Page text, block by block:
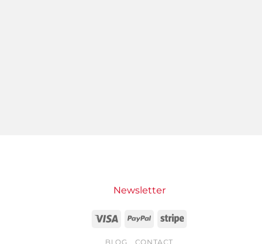
Newsletter
Visa PayPal Stripe
BLOG CONTACT